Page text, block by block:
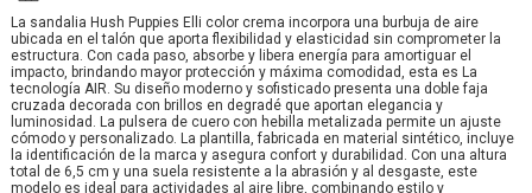
La sandalia Hush Puppies Elli color crema incorpora una burbuja de aire
ubicada en el talón que aporta flexibilidad y elasticidad sin comprometer la
estructura. Con cada paso, absorbe y libera energía para amortiguar el
impacto, brindando mayor protección y máxima comodidad, esta es La
tecnología AIR. Su diseño moderno y sofisticado presenta una doble faja
cruzada decorada con brillos en degradé que aportan elegancia y
luminosidad. La pulsera de cuero con hebilla metalizada permite un ajuste
cómodo y personalizado. La plantilla, fabricada en material sintético, incluye
la identificación de la marca y asegura confort y durabilidad. Con una altura
total de 6,5 cm y una suela resistente a la abrasión y al desgaste, este
modelo es ideal para actividades al aire libre, combinando estilo y